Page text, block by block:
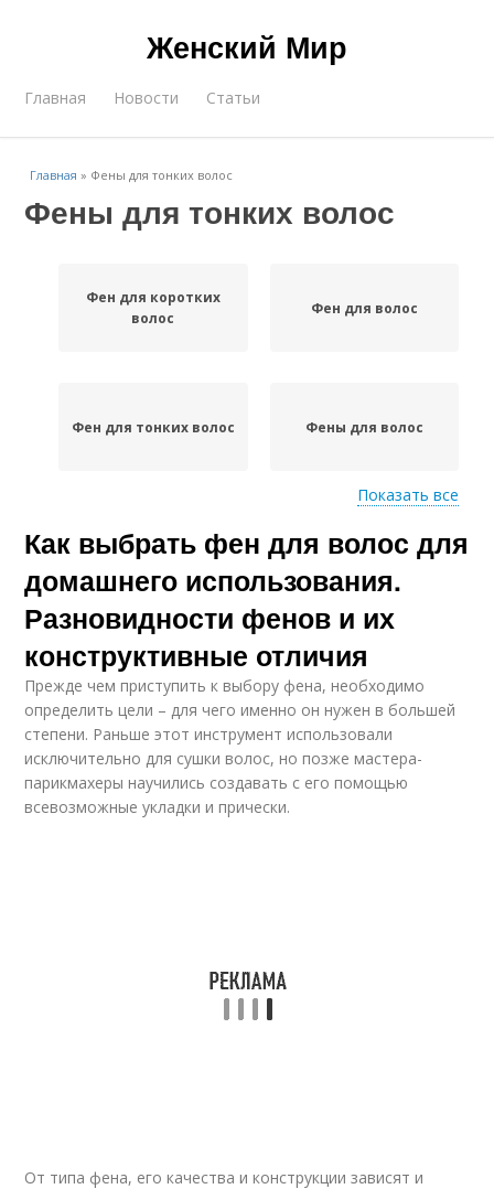
Женский Мир
Главная Новости Статьи
Главная » Фены для тонких волос
Фены для тонких волос
Фен для коротких
волос
Фен для волос
Фен для тонких волос Фены для волос
Фен для укладки
Показать все
Как выбрать фен для волос для
домашнего использования.
Разновидности фенов и их
конструктивные отличия
Прежде чем приступить к выбору фена, необходимо
определить цели – для чего именно он нужен в большей
степени. Раньше этот инструмент использовали
исключительно для сушки волос, но позже мастера-
парикмахеры научились создавать с его помощью
всевозможные укладки и прически.
От типа фена, его качества и конструкции зависят и